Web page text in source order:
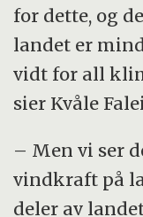
for dette, og
landet er
vidt for all
sier Kvåle
– Men vi ser
vindkraft på
deler av